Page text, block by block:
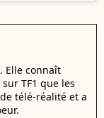
Elle connaît
TF1 que les
télé-réalité et a